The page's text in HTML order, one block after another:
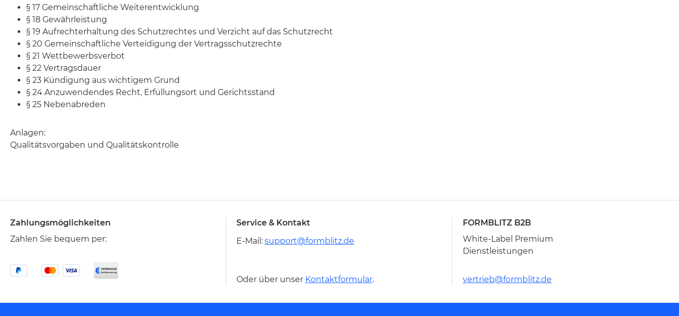
§ 17 Gemeinschaftliche Weiterentwicklung
§ 18 Gewährleistung
§ 19 Aufrechterhaltung des Schutzrechtes und Verzicht auf das Schutzrecht
§ 20 Gemeinschaftliche Verteidigung der Vertragsschutzrechte
§ 21 Wettbewerbsverbot
§ 22 Vertragsdauer
§ 23 Kündigung aus wichtigem Grund
§ 24 Anzuwendendes Recht, Erfüllungsort und Gerichtsstand
§ 25 Nebenabreden
Anlagen:
Qualitätsvorgaben und Qualitätskontrolle
Zahlungsmöglichkeiten
Zahlen Sie bequem per:
Service & Kontakt
E-Mail: support@formblitz.de
Oder über unser Kontaktformular.
FORMBLITZ B2B
White-Label Premium
Dienstleistungen
vertrieb@formblitz.de